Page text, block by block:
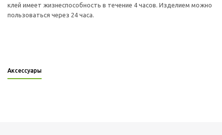
клей имеет жизнеспособность в течение 4 часов. Изделием можно
пользоваться через 24 часа.
Аксессуары